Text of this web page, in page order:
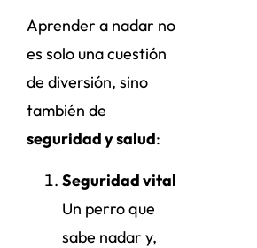
Aprender a nadar no
es solo una cuestión
de diversión, sino
también de
seguridad y salud:
Seguridad vital
Un perro que
sabe nadar y,